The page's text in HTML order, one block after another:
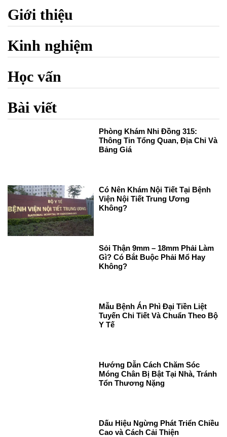
Giới thiệu
Kinh nghiệm
Học vấn
Bài viết
Phòng Khám Nhi Đồng 315:
Thông Tin Tổng Quan, Địa Chỉ Và
Bảng Giá
Có Nên Khám Nội Tiết Tại Bệnh
Viện Nội Tiết Trung Ương
Không?
Sỏi Thận 9mm – 18mm Phải Làm
Gì? Có Bắt Buộc Phải Mổ Hay
Không?
Mẫu Bệnh Án Phì Đại Tiền Liệt
Tuyến Chi Tiết Và Chuẩn Theo Bộ
Y Tế
Hướng Dẫn Cách Chăm Sóc
Móng Chân Bị Bật Tại Nhà, Tránh
Tổn Thương Nặng
Dấu Hiệu Ngừng Phát Triển Chiều
Cao và Cách Cải Thiện